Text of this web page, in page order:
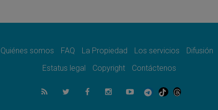
07.08.2026
07.08.2026
el compromiso del cristiano"
La matanza de niños en Gaza no cesa: 300
muertos en 300 días
Quiénes somos FAQ La Propiedad Los servicios
Difusión
Estatus legal
Copyright Contáctenos